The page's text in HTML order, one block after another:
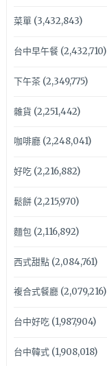
菜單(3,432,843)
台中早午餐(2,432,710)
下午茶(2,349,775)
雜貨 (2,251,442)
咖啡廳(2,248,041)
好吃(2,216,882)
鬆餅(2,215,970)
麵包(2,116,892)
西式甜點(2,084,761)
複合式餐廳(2,079,216)
台中好吃(1,987,904)
台中韓式(1,908,018)